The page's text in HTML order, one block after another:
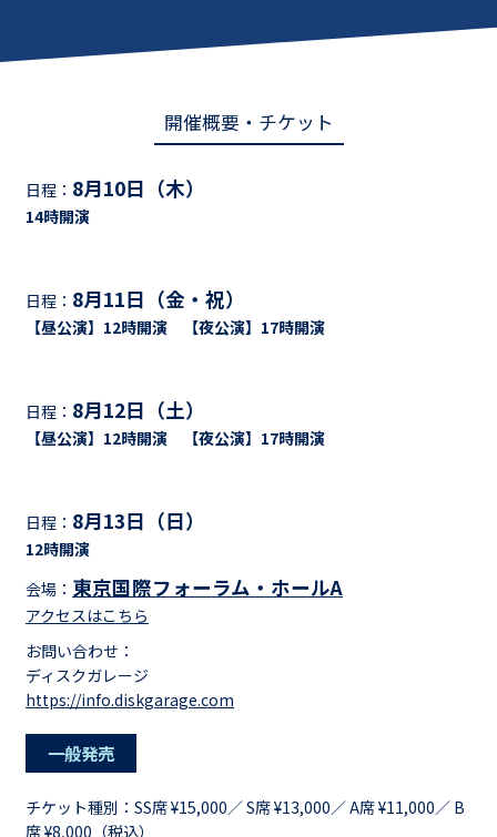
開催概要・チケット
日程： 8月10日（木）
14時開演
日程： 8月11日（金・祝）
【昼公演】12時開演 【夜公演】17時開演
日程： 8月12日（土）
【昼公演】12時開演 【夜公演】17時開演
日程： 8月13日（日）
12時開演
会場： 東京国際フォーラム・ホールA
アクセスはこちら
お問い合わせ：
ディスクガレージ
https://info.diskgarage.com
一般発売
チケット種別： SS席 ¥15,000／ S席 ¥13,000／ A席 ¥11,000／ B
席 ¥8,000（税込）